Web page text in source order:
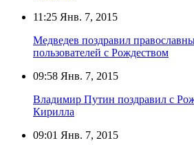
11:25 Янв. 7, 2015
Медведев поздравил
пользователей с Рождеством
09:58 Янв. 7, 2015
Владимир Путин поздравил с
Кирилла
09:01 Янв. 7, 2015